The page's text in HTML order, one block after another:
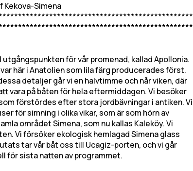
Kekova-Simena
för vår promenad, kallad Apollonia.
här i Anatolien som lila färg producerades först.
detaljer går vi en halvtimme och når viken, där
vara på båten för hela eftermiddagen. Vi besöker
förstördes efter stora jordbävningar i antiken. Vi
för simning i olika vikar, som är som hörn av
området Simena, som nu kallas Kaleköy. Vi
Vi försöker ekologisk hemlagad Simena glass
tar vår båt oss till Ucagiz-porten, och vi går
för sista natten av programmet.